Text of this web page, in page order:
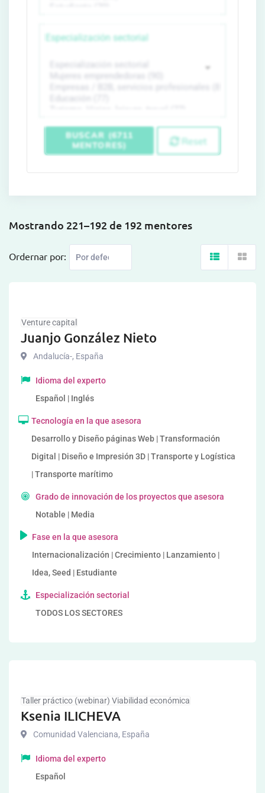
Especialización sectorial
BUSCAR (6711
MENTORES)
Reset
Mostrando 221–192 de 192 mentores
Ordernar por:
Venture capital
Juanjo González Nieto
Andalucía-, España
Idioma del experto
Español | Inglés
Tecnología en la que asesora
Desarrollo y Diseño páginas Web | Transformación
Digital | Diseño e Impresión 3D | Transporte y Logística
| Transporte marítimo
Grado de innovación de los proyectos que asesora
Notable | Media
Fase en la que asesora
Internacionalización | Crecimiento | Lanzamiento |
Idea, Seed | Estudiante
Especialización sectorial
TODOS LOS SECTORES
Taller práctico (webinar) Viabilidad económica
Ksenia ILICHEVA
Comunidad Valenciana, España
Idioma del experto
Español